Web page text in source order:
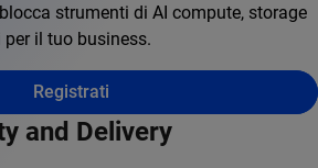
strumenti di AI compute, storage
il tuo business.
Registrati
and Delivery